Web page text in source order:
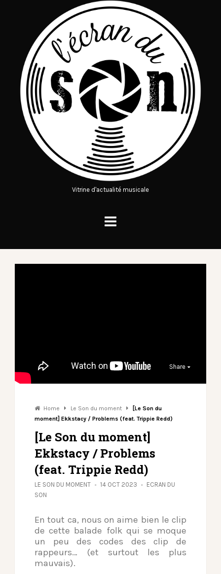
Vitrine d'actualité musicale
Share
Home Le Son du moment
[Le Son du
moment] Ekkstacy / Problems (feat. Trippie Redd)
[Le Son du moment]
Ekkstacy / Problems
(feat. Trippie Redd)
LE SON DU MOMENT 14 OCT 2023
ECRAN DU
SON
En tout ca, nous on aime bien le clip
de cette balade folk qui se moque
un peu des codes des clip de
rappeurs… (et surtout les plus
mauvais).